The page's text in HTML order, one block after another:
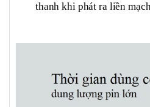
thanh khi phát ra liền